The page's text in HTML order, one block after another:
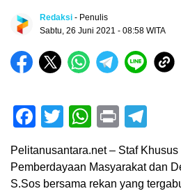
Redaksi - Penulis
Sabtu, 26 Juni 2021 - 08:58 WITA
Facebook
TwitterWhatsApp
Print
Pelitanusantara.net – Staf
Pemberdayaan Masyarakat dan
S.Sos bersama rekan yang